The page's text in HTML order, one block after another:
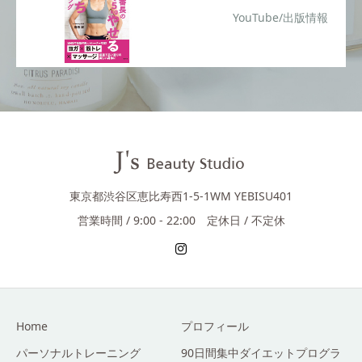
YouTube/出版情報
東京都渋谷区恵比寿西1-5-1WM YEBISU401
営業時間 / 9:00 - 22:00 定休日 / 不定休
Home
プロフィール
パーソナルトレーニング
90日間集中ダイエットプログラ